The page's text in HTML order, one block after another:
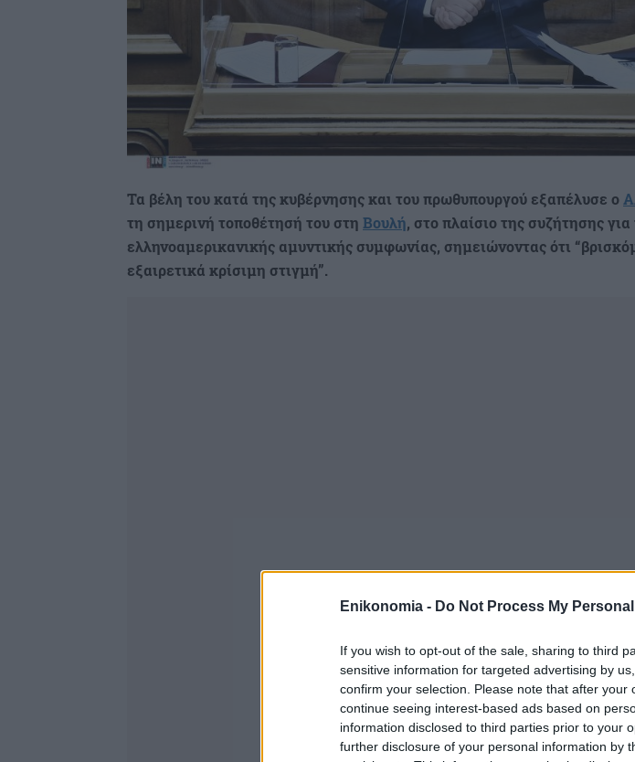
Enikonomia - Do Not Process My
If you wish to opt-out of the sale, sharing to third
sensitive information for targeted advertising by
confirm your selection. Please note that after
continue seeing interest-based ads based on
information disclosed to third parties prior to your
further disclosure of your personal information by
Τα βέλη του κατά της κυβέρνησης και του πρωθυπουργού εξαπέλυσε ο
τη σημερινή τοποθέτησή του στη Βουλή, στο πλαίσιο της συζήτησης
ελληνοαμερικανικής αμυντικής συμφωνίας, σημειώνοντας ότι
εξαιρετικά κρίσιμη στιγμή”.